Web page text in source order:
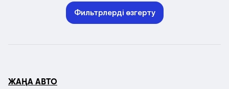
Фильтрлерді өзгерту
ЖАҢА АВТО